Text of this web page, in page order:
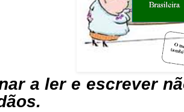
a ler e escrever